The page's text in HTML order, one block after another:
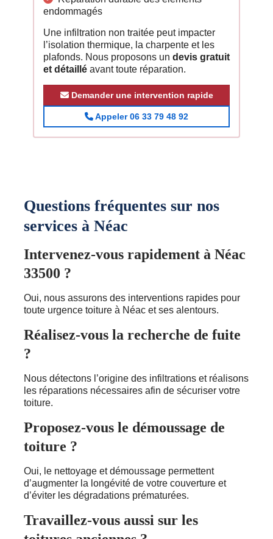
endommagés
Une infiltration non traitée peut impacter
l’isolation thermique, la charpente et les
plafonds. Nous proposons un devis gratuit
et détaillé avant toute réparation.
Demander une intervention rapide
Appeler 06 33 79 48 92
Questions fréquentes sur nos
services à Néac
Intervenez-vous rapidement à Néac
33500 ?
Oui, nous assurons des interventions rapides pour
toute urgence toiture à Néac et ses alentours.
Réalisez-vous la recherche de fuite
?
Nous détectons l’origine des infiltrations et réalisons
les réparations nécessaires afin de sécuriser votre
toiture.
Proposez-vous le démoussage de
toiture ?
Oui, le nettoyage et démoussage permettent
d’augmenter la longévité de votre couverture et
d’éviter les dégradations prématurées.
Travaillez-vous aussi sur les